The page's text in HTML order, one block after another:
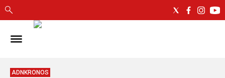
IN
CAGLIARI
ADNKRONOS